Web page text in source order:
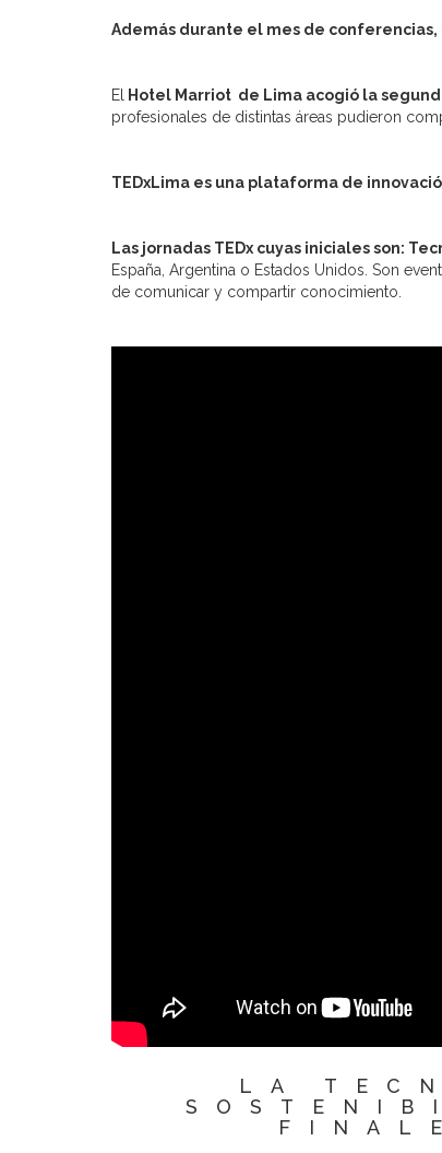
Además durante el mes de
El Hotel Marriot de Lima acogió la
profesionales de distintas áreas pudieron
TEDxLima es una plataforma de
Las jornadas TEDx cuyas iniciales son:
España, Argentina o Estados Unidos. Son
de comunicar y compartir conocimiento.
LA